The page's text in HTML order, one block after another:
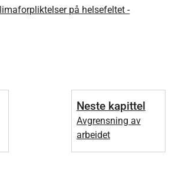
på helsefeltet -
Neste kapittel
Avgrensning av
arbeidet